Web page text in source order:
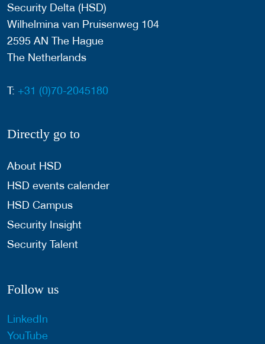
Security Delta (HSD)
Wilhelmina van Pruisenweg 104
2595 AN The Hague
The Netherlands
T: +31 (0)70-2045180
Directly go to
About HSD
HSD events calender
HSD Campus
Security Insight
Security Talent
Follow us
LinkedIn
YouTube